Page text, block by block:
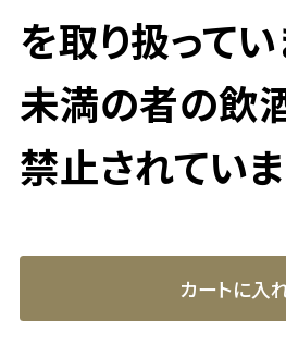
を取り扱って
未満の者の飲
禁止されていま
カートに入